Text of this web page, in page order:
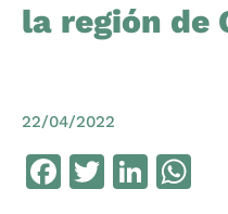
la región de
22/04/2022
Facebook
Twitter